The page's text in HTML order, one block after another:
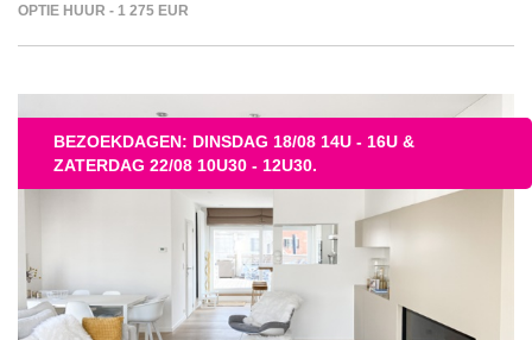
OPTIE HUUR - 1 275 EUR
BEZOEKDAGEN: DINSDAG 18/08 14U - 16U &
ZATERDAG 22/08 10U30 - 12U30.